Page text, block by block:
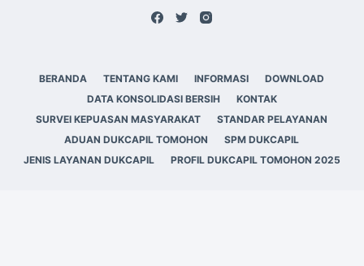
BERANDA TENTANG KAMI INFORMASI
DOWNLOAD
DATA KONSOLIDASI BERSIH
KONTAK
SURVEI KEPUASAN MASYARAKAT
STANDAR PELAYANAN
ADUAN DUKCAPIL TOMOHON
SPM DUKCAPIL
JENIS LAYANAN DUKCAPIL
PROFIL DUKCAPIL TOMOHON 2025